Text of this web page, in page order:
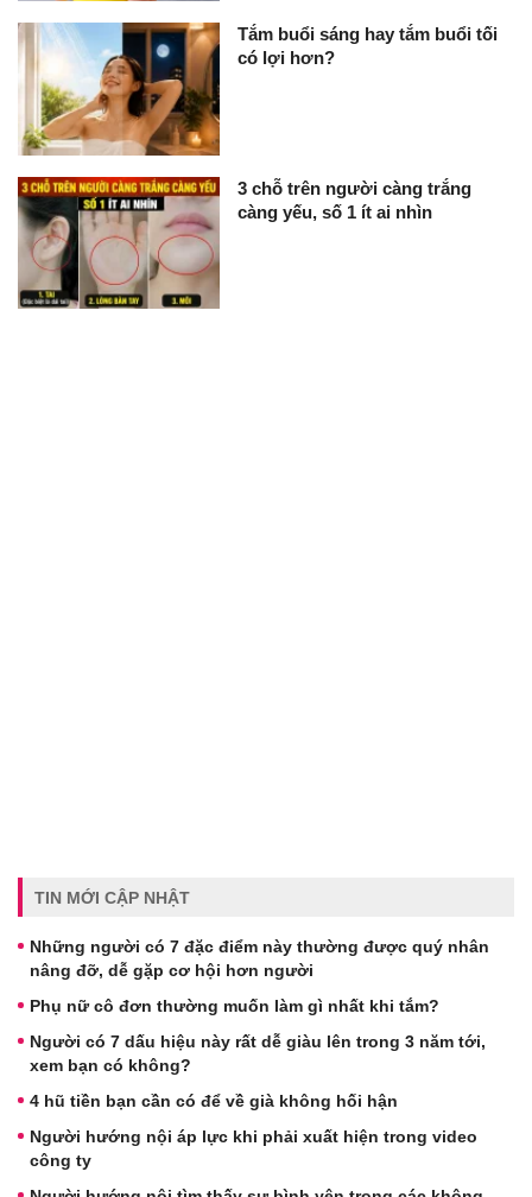
Tắm buổi sáng hay tắm buổi tối
có lợi hơn?
3 chỗ trên người càng trắng
càng yếu, số 1 ít ai nhìn
TIN MỚI CẬP NHẬT
Những người có 7 đặc điểm này thường được quý nhân
nâng đỡ, dễ gặp cơ hội hơn người
Phụ nữ cô đơn thường muốn làm gì nhất khi tắm?
Người có 7 dấu hiệu này rất dễ giàu lên trong 3 năm tới,
xem bạn có không?
4 hũ tiền bạn cần có để về già không hối hận
Người hướng nội áp lực khi phải xuất hiện trong video
công ty